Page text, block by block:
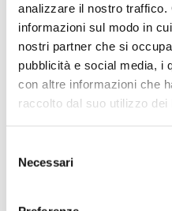
analizzare il nostro traffico.
informazioni sul modo in
nostri partner che si
pubblicità e social media, i
con altre informazioni che
raccolto dal suo utilizzo dei
delNecessari
Prevention of quality